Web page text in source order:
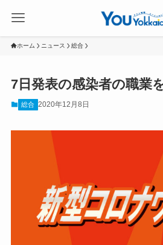
ホーム ニュース 総合
7日発表の感染者の職業
総合 2020年12月8日